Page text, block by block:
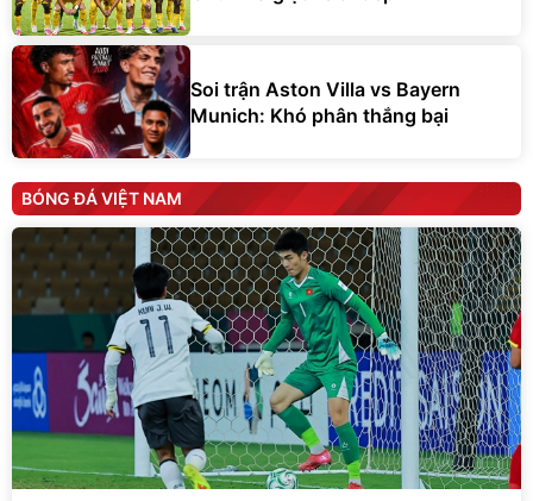
Soi trận Aston Villa vs Bayern
Munich: Khó phân thắng bại
BÓNG ĐÁ VIỆT NAM